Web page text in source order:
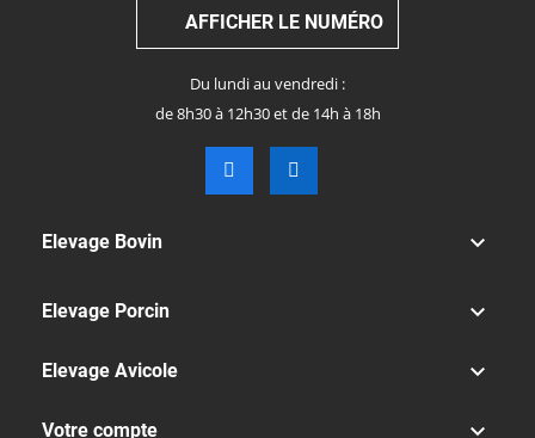
AFFICHER LE NUMÉRO
Du lundi au vendredi :
de 8h30 à 12h30 et de 14h à 18h
Elevage Bovin 
Elevage Porcin 
Elevage Avicole 
Votre compte 